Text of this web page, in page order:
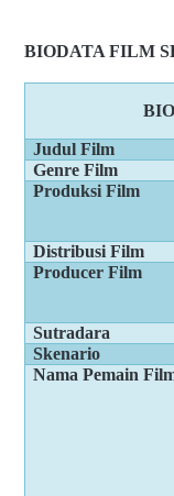
BIODATA FILM
Judul Film
Genre Film
Produksi Film
Distribusi Film
Producer Film
Sutradara
Skenario
Nama Pemain